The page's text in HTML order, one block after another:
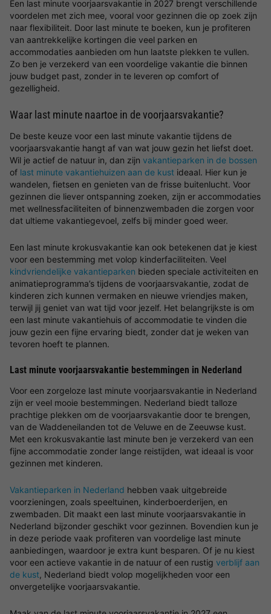
Een last minute voorjaarsvakantie in 2027 brengt verschillende
voordelen met zich mee, vooral voor gezinnen die op zoek zijn
naar flexibiliteit. Door last minute te boeken, kun je profiteren
van aantrekkelijke kortingen die veel parken en
accommodaties aanbieden om hun laatste plekken te vullen.
Zo ben je verzekerd van een voordelige vakantie die binnen
jouw budget past, zonder in te leveren op comfort of
gezelligheid.
Waar last minute naartoe in de voorjaarsvakantie?
De beste keuze voor een last minute vakantie tijdens de
voorjaarsvakantie hangt af van wat jouw gezin het liefst doet.
Wil je actief de natuur in, dan zijn vakantieparken in de bossen
of last minute vakantiehuizen aan de kust ideaal. Hier kun je
wandelen, fietsen en genieten van de frisse buitenlucht. Voor
gezinnen die liever ontspanning zoeken, zijn er accommodaties
met wellnessfaciliteiten of binnenzwembaden die zorgen voor
dat ultieme vakantiegevoel, zelfs bij minder goed weer.
Een last minute krokusvakantie kan ook betekenen dat je kiest
voor een bestemming met volop kinderfaciliteiten. Veel
kindvriendelijke vakantieparken bieden speciale activiteiten en
animatieprogramma’s tijdens de voorjaarsvakantie, zodat de
kinderen zich kunnen vermaken en nieuwe vriendjes maken,
terwijl jij geniet van wat tijd voor jezelf. Het belangrijkste is om
een last minute vakantiehuis of accommodatie te vinden die
jouw gezin een fijne ervaring biedt, zonder dat je weken van
tevoren hoeft te plannen.
Last minute voorjaarsvakantie bestemmingen in Nederland
Voor een zorgeloze last minute voorjaarsvakantie in Nederland
zijn er veel mooie bestemmingen. Nederland biedt talloze
prachtige plekken om de voorjaarsvakantie door te brengen,
van de Waddeneilanden tot de Veluwe en de Zeeuwse kust.
Met een krokusvakantie last minute ben je verzekerd van een
fijne accommodatie zonder lange reistijden, wat ideaal is voor
gezinnen met kinderen.
Vakantieparken in Nederland hebben vaak uitgebreide
voorzieningen, zoals speeltuinen, kinderboerderijen, en
zwembaden. Dit maakt een last minute voorjaarsvakantie in
Nederland bijzonder geschikt voor gezinnen. Bovendien kun je
in deze periode vaak profiteren van voordelige last minute
aanbiedingen, waardoor je extra kunt besparen. Of je nu kiest
voor een actieve vakantie in de natuur of een rustig verblijf aan
de kust, Nederland biedt volop mogelijkheden voor een
onvergetelijke voorjaarsvakantie.